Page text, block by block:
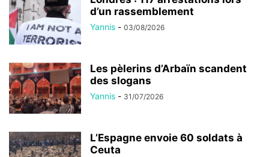
d’un rassemblement
Yannis - 03/08/2026
Les pèlerins d’Arbaïn scandent
des slogans
Yannis - 31/07/2026
L’Espagne envoie 60 soldats à
Ceuta